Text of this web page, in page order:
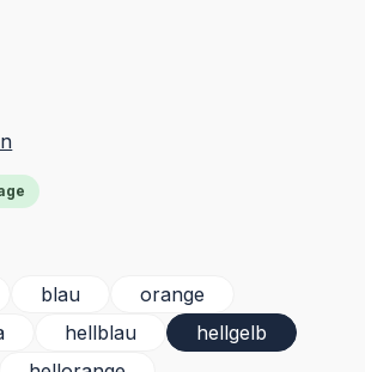
blau
orange
hellblau
hellgelb